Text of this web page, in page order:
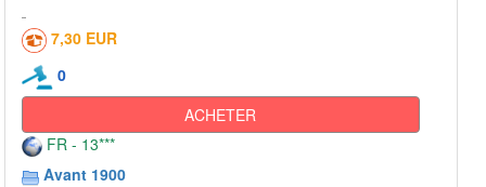
7,30 EUR
0
ACHETER
FR - 13***
Avant 1900